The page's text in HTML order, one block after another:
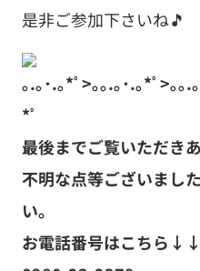
是非ご参加下さいね🎵
｡.｡･.｡*ﾟ>｡｡.｡･.｡*ﾟ>｡｡.
*ﾟ
最後までご覧いただき
不明な点等ございまし
い。
お電話番号はこちら↓↓